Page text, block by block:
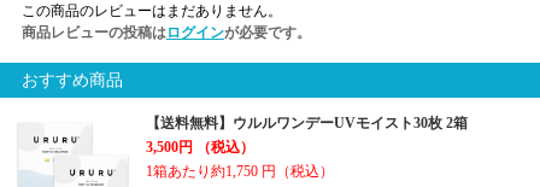
この商品のレビューはまだありません。
商品レビューの投稿はログインが必要です。
おすすめ商品
【送料無料】ウルルワンデーUVモイスト30枚 2箱
3,500円
（税込）
1箱あたり約1,750 円（税込）